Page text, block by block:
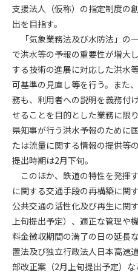
会員規約
支援法人（仮称）の指定制度の
出を目指す。
「気象業務法及び水防法」の
で洪水等の予報の重要性が増大
する技術の進展に対応した洪水
可基準の見直し等を行う。また
務も、利用者への説明を義務付
せることを目的とした業務に限
県知事が行う洪水予報のために
たは流量に関する情報の提供等
提出時期は2月下旬。
このほか、鉄道の特性を発揮
に関する交通手段の再構築に関
公共交通の活性化及び再生に関
上旬提出予定）、適正な管理や
料金徴収期間の満了の日の延長
置法及び独立行政法人日本高速
部改正案（2月上旬提出予定）な
本規約は、会員の了承を得る
あります。変更内容は、建設資
ちに全ての会員が了承したもの
第4条（会員審査および資格の
会員とは、本規約を承諾の上
後、管理者がこれを承認した者
第4条（会員の定義と登録）
1. 管理者は前条により審査の
の何れかの項目に該当する
員としての権限を承認しない
(1) 会員申し込みをした者が実
(2) 本規約に違反した場合/li>
(3) 会員申し込みの際、申告事
(4) 会員申込者が管理者所定の
理を行わなかった場合
(5) その他管理者が会員とする
2. 管理者は承認後であっても
当することが判明した場合、